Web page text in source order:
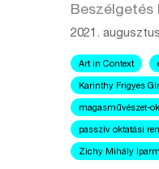
Beszélgetés
2021.
Art in Context
Karinthy Frigyes
magasművészet-
passzív oktatási
Zichy Mihály